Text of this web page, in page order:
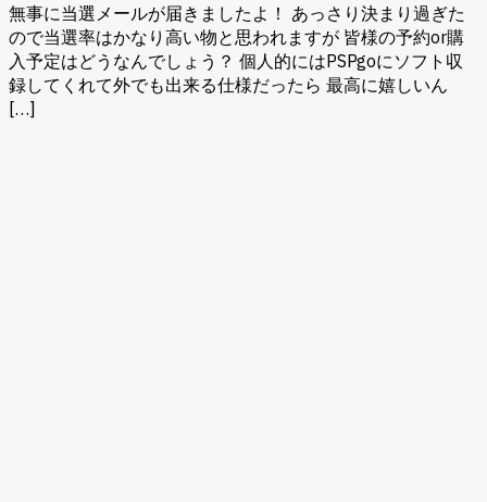
無事に当選メールが届きましたよ！ あっさり決まり過ぎた
ので当選率はかなり高い物と思われますが 皆様の予約or購
入予定はどうなんでしょう？ 個人的にはPSPgoにソフト収
録してくれて外でも出来る仕様だったら 最高に嬉しいん
[…]